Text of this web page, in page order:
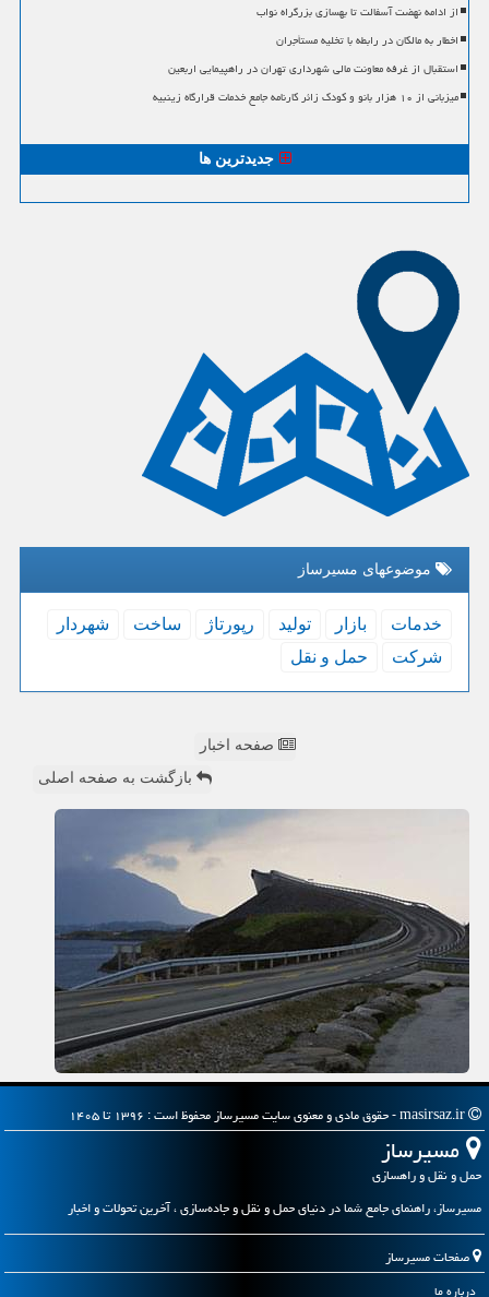
از ادامه نهضت آسفالت تا بهسازی بزرگراه نواب
اخطار به مالکان در رابطه با تخلیه مستأجران
استقبال از غرفه معاونت مالی شهرداری تهران در راهپیمایی اربعین
میزبانی از ۱۰ هزار بانو و کودک زائر کارنامه جامع خدمات قرارگاه زینبیه
جدیدترین ها
موضوعهای مسیرساز
خدمات بازار تولید رپورتاژ ساخت
شهردار
شركت
حمل و نقل
صفحه اخبار
بازگشت به صفحه اصلی
مسیرساز
حمل و نقل و راهسازی
مسیرساز، راهنمای جامع شما در دنیای حمل و نقل و جاده‌سازی ، آخرین تحولات و اخبار
صفحات مسیرساز
درباره ما